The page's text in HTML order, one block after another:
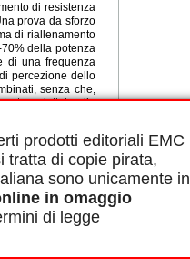
prodotti editoriali EMC
tratta di copie pirata,
sono unicamente in
in omaggio
di legge
di resistenza
prova da sforzo
di riallenamento
della potenza
di una frequenza
percezione dello
senza che,
adattate alle
delle capacità
qualità di vita.
programmi, per
in un centro di
Capacità